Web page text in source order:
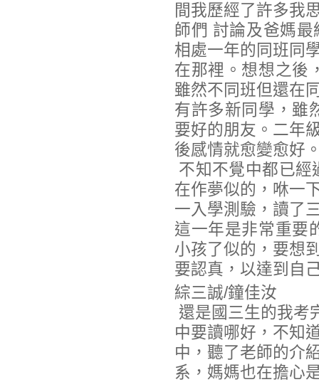
間我歷經了許多我
師們 討論及爸媽
相處一年的同班同
在那裡。想想之後
雖然不同班但還在
有許多新同學，雖
要好的朋友。二年
後感情就愈變愈好
不知不覺中都已經
在作夢似的，咻一
一入學測驗，讀了
這一年是非常重要
小孩了似的，要想
要認真，以達到自
綜三誠/鐘佳汝
還是國三生的我考
中要讀哪好，不知
中，聽了老師的介
系，媽媽也在擔心